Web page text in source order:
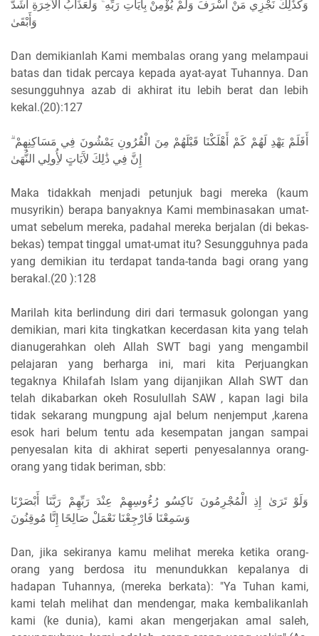
ﻭَﻛَﺬَٰﻟِﻚَ ﻧَﺠْﺰِﻱ ﻣَﻦْ ﺃَﺳْﺮَﻑَ ﻭَﻟَﻢْ ﻳُﺆْﻣِﻦْ ﺑِﺂﻳَﺎﺕِ ﺭَﺑِّﻪِ ۚ ﻭَﻟَﻌَﺬَﺍﺏُ ﺍﻵْﺧِﺮَﺓِ ﺃَﺷَﺪُّ
ﻭَﺃَﺑْﻘَﻰٰ
Dan demikianlah Kami membalas orang yang melampaui
batas dan tidak percaya kepada ayat-ayat Tuhannya. Dan
sesungguhnya azab di akhirat itu lebih berat dan lebih
kekal.(20):127
ﺃَﻓَﻠَﻢْ ﻳَﻬْﺪِ ﻟَﻬُﻢْ ﻛَﻢْ ﺃَﻫْﻠَﻜْﻨَﺎ ﻗَﺒْﻠَﻬُﻢْ ﻣِﻦَ ﺍﻟْﻘُﺮُﻭﻥِ ﻳَﻤْﺸُﻮﻥَ ﻓِﻲ ﻣَﺴَﺎﻛِﻨِﻬِﻢْ ۗ
ﺇِﻥَّ ﻓِﻲ ﺫَٰﻟِﻚَ ﻵَﻳَﺎﺕٍ ﻷُِﻭﻟِﻲ ﺍﻟﻨُّﻬَﻰٰ
Maka tidakkah menjadi petunjuk bagi mereka (kaum
musyrikin) berapa banyaknya Kami membinasakan umat-
umat sebelum mereka, padahal mereka berjalan (di bekas-
bekas) tempat tinggal umat-umat itu? Sesungguhnya pada
yang demikian itu terdapat tanda-tanda bagi orang yang
berakal.(20 ):128
Marilah kita berlindung diri dari termasuk golongan yang
demikian, mari kita tingkatkan kecerdasan kita yang telah
dianugerahkan oleh Allah SWT bagi yang mengambil
pelajaran yang berharga ini, mari kita Perjuangkan
tegaknya Khilafah Islam yang dijanjikan Allah SWT dan
telah dikabarkan okeh Rosulullah SAW , kapan lagi bila
tidak sekarang mungpung ajal belum nenjemput ,karena
esok hari belum tentu ada kesempatan jangan sampai
penyesalan kita di akhirat seperti penyesalannya orang-
orang yang tidak beriman, sbb:
ﻭَﻟَﻮْ ﺗَﺮَﻯٰ ﺇِﺫِ ﺍﻟْﻤُﺠْﺮِﻣُﻮﻥَ ﻧَﺎﻛِﺴُﻮ ﺭُءُﻭﺳِﻬِﻢْ ﻋِﻨْﺪَ ﺭَﺑِّﻬِﻢْ ﺭَﺑَّﻨَﺎ ﺃَﺑْﺼَﺮْﻧَﺎ
ﻭَﺳَﻤِﻌْﻨَﺎ ﻓَﺎﺭْﺟِﻌْﻨَﺎ ﻧَﻌْﻤَﻞْ ﺻَﺎﻟِﺤًﺎ ﺇِﻧَّﺎ ﻣُﻮﻗِﻨُﻮﻥَ
Dan, jika sekiranya kamu melihat mereka ketika orang-
orang yang berdosa itu menundukkan kepalanya di
hadapan Tuhannya, (mereka berkata): "Ya Tuhan kami,
kami telah melihat dan mendengar, maka kembalikanlah
kami (ke dunia), kami akan mengerjakan amal saleh,